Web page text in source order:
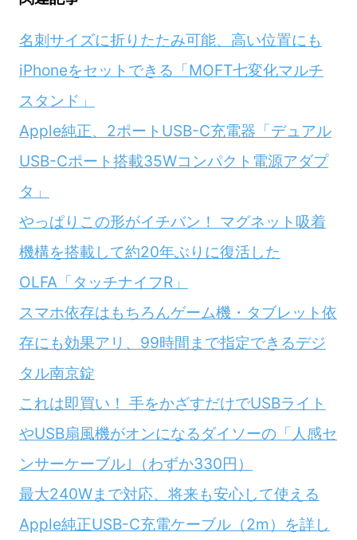
名刺サイズに折りたたみ可能、高い位置にも
iPhoneをセットできる「MOFT七変化マルチ
スタンド」
Apple純正、2ポートUSB-C充電器​​「デュアル
USB-Cポート搭載35Wコンパクト電源アダプ
タ」
やっぱりこの形がイチバン！ マグネット吸着
機構を搭載して約20年ぶりに復活した
OLFA「タッチナイフR」
スマホ依存はもちろんゲーム機・タブレット依
存にも効果アリ、99時間まで指定できるデジ
タル南京錠
これは即買い！ 手をかざすだけでUSBライト
やUSB扇風機がオンになるダイソーの「人感セ
ンサーケーブル｣（わずか330円）
最大240Wまで対応、将来も安心して使える
Apple純正USB-C充電ケーブル（2m）を詳し